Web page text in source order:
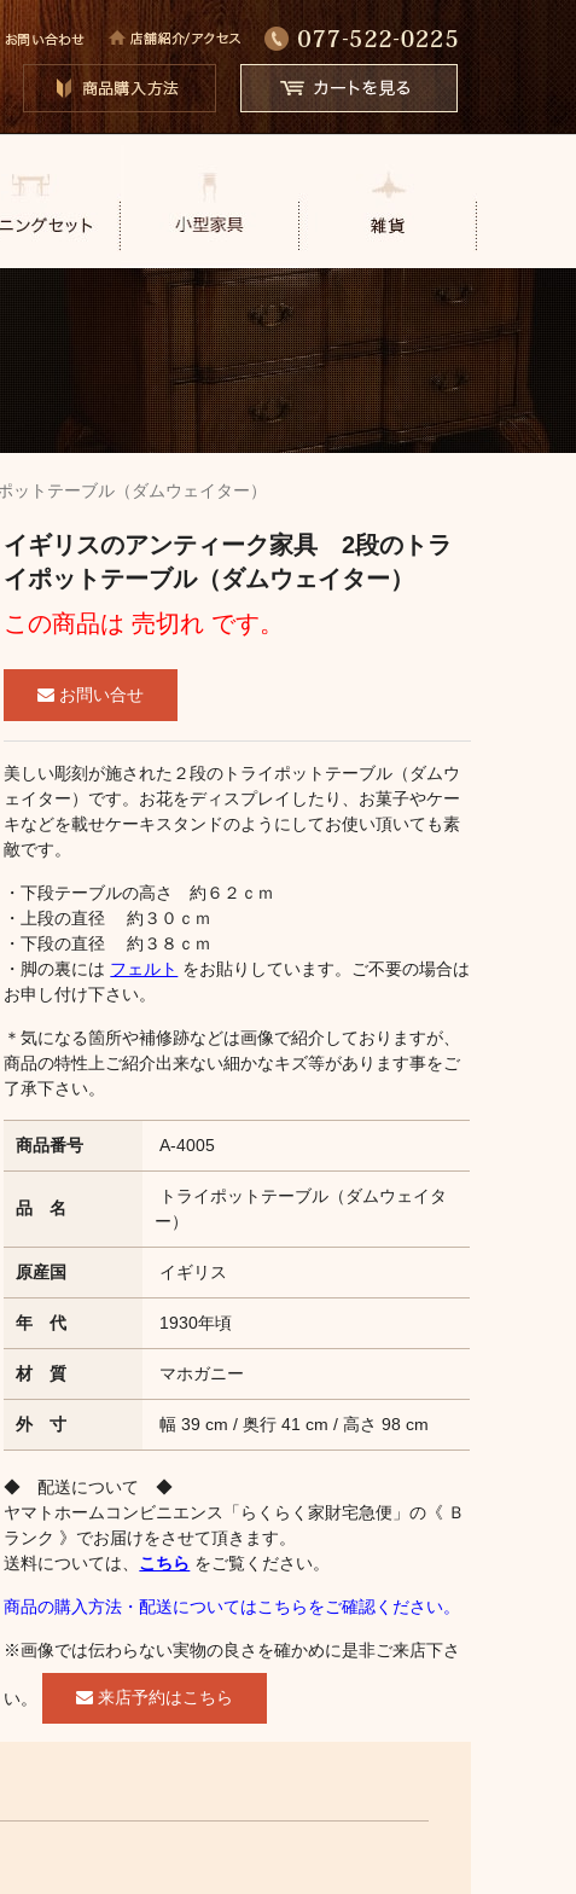
トテーブル（ダムウェイター）
イギリスのアンティーク家具 2段のトラ
イポットテーブル（ダムウェイター）
この商品は 売切れ です。
お問い合せ
美しい彫刻が施された２段のトライポットテーブル（ダムウ
ェイター）です。お花をディスプレイしたり、お菓子やケー
キなどを載せケーキスタンドのようにしてお使い頂いても素
敵です。
・下段テーブルの高さ 約６２ｃｍ
・上段の直径 約３０ｃｍ
・下段の直径 約３８ｃｍ
・脚の裏には フェルト をお貼りしています。ご不要の場合は
お申し付け下さい。
＊気になる箇所や補修跡などは画像で紹介しておりますが、
商品の特性上ご紹介出来ない細かなキズ等があります事をご
了承下さい。
商品番号 A-4005
品 名
トライポットテーブル（ダムウェイタ
ー）
原産国 イギリス
年 代 1930年頃
材 質 マホガニー
外 寸 幅 39 cm / 奥行 41 cm / 高さ 98 cm
◆ 配送について ◆
ヤマトホームコンビニエンス「らくらく家財宅急便」の《 Ｂ
ランク 》でお届けをさせて頂きます。
送料については、 こちら をご覧ください。
商品の購入方法・配送についてはこちらをご確認ください。
※画像では伝わらない実物の良さを確かめに是非ご来店下さ
い。 来店予約はこちら